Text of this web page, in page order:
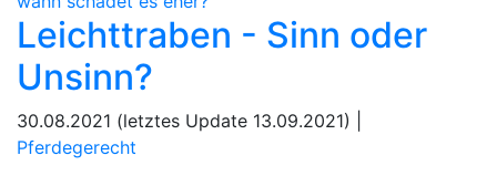
Leichttraben - Sinn oder
Unsinn?
30.08.2021 (letztes Update 13.09.2021) |
Pferdegerecht